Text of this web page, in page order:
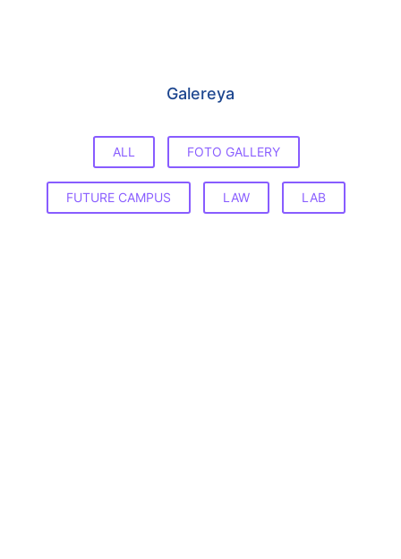
Galereya
ALL FOTO GALLERY
FUTURE CAMPUS LAW LAB